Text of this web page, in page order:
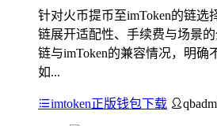
针对火币提币至imToken的链选
链展开适配性、手续费与场景
链与imToken的兼容情况，明确
如...
imtoken正版钱包下载